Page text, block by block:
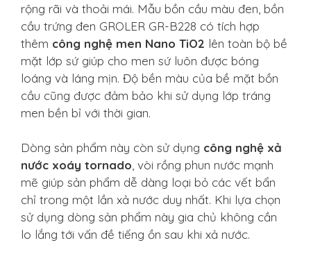
rộng rãi và thoải mái. Mẫu bồn cầu màu đen, bồn
cầu trứng đen GROLER GR-B228 có tích hợp
thêm công nghệ men Nano TiO2 lên toàn bộ bề
mặt lớp sứ giúp cho men sứ luôn được bóng
loáng và láng mịn. Độ bền màu của bề mặt bồn
cầu cũng được đảm bảo khi sử dụng lớp tráng
men bền bỉ với thời gian.
Dòng sản phẩm này còn sử dụng công nghệ xả
nước xoáy tornado , vòi rồng phun nước mạnh
mẽ giúp sản phẩm dễ dàng loại bỏ các vết bẩn
chỉ trong một lần xả nước duy nhất. Khi lựa chọn
sử dụng dòng sản phẩm này gia chủ không cần
lo lắng tới vấn đề tiếng ồn sau khi xả nước.